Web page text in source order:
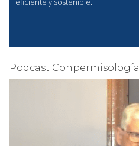
Podcast Conpermisología